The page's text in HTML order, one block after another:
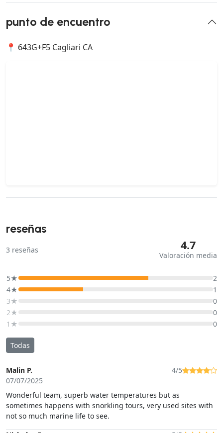
punto de encuentro
📍 643G+F5 Cagliari CA
reseñas
3 reseñas 4.7
Valoración media
5★
2
4★
1
3★
0
2★
0
1★
0
Todas
Malin P.
07/07/2025
4/5
Wonderful team, superb water temperatures but as
sometimes happens with snorkling tours, very used sites with
not so much marine life to see.